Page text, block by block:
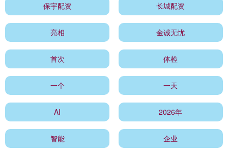
保宇配资 长城配资
亮相 金诚无忧
首次 体检
一个 一天
AI 2026年
智能 企业